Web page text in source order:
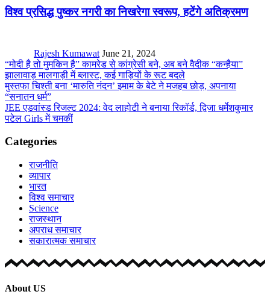
विश्व प्रसिद्ध पुष्कर नगरी का निखरेगा स्वरूप, हटेंगे अतिक्रमण
Rajesh Kumawat June 21, 2024
“मोदी है तो मुमकिन है” कामरेड से कांग्रेसी बने, अब बने वैदीक “कन्हैया”
झालावाड़ मालगाड़ी में ब्लास्ट, कई गाड़ियों के रूट बदले
मुस्तफा चिश्ती बना ‘मारुति नंदन’ इमाम के बेटे ने मजहब छोड़, अपनाया
“सनातन धर्म”
JEE एडवांस्ड रिजल्ट 2024: वेद लाहोटी ने बनाया रिकॉर्ड, द्विजा धर्मेशकुमार
पटेल Girls में चमकीं
Categories
राजनीति
व्यापार
भारत
विश्व समाचार
Science
राजस्थान
अपराध समाचार
सकारात्मक समाचार
About US